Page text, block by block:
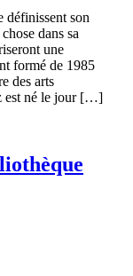
définissent son
dans sa
une
formé de 1985
des arts
est né le jour […]